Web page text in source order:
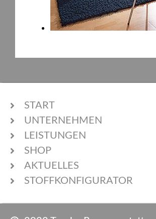
START
UNTERNEHMEN
LEISTUNGEN
SHOP
AKTUELLES
STOFFKONFIGURATOR